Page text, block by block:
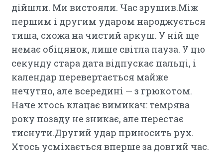
дійшли. Ми вистояли. Час зрушив.Між
першим і другим ударом народжується
тиша, схожа на чистий аркуш. У ній ще
немає обіцянок, лише світла пауза. У цю
секунду стара дата відпускає пальці, і
календар перевертається майже
нечутно, але всередині — з грюкотом.
Наче хтось клацає вимикач: темрява
року позаду не зникає, але перестає
тиснути.Другий удар приносить рух.
Хтось усміхається вперше за довгий час.